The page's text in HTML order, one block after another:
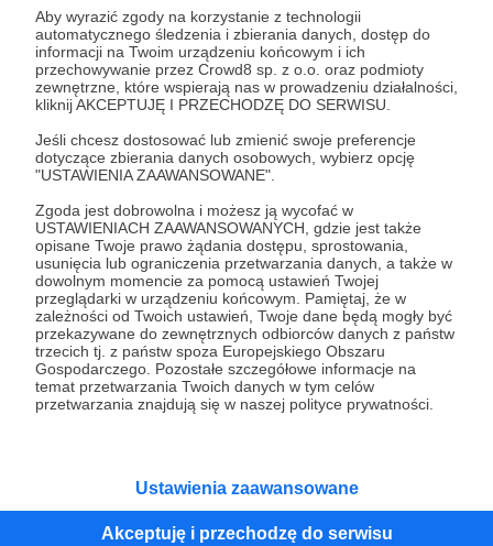
Aby wyrazić zgody na korzystanie z technologii
automatycznego śledzenia i zbierania danych, dostęp do
informacji na Twoim urządzeniu końcowym i ich
przechowywanie przez Crowd8 sp. z o.o. oraz podmioty
zewnętrzne, które wspierają nas w prowadzeniu działalności,
kliknij AKCEPTUJĘ I PRZECHODZĘ DO SERWISU.
Jeśli chcesz dostosować lub zmienić swoje preferencje
dotyczące zbierania danych osobowych, wybierz opcję
"USTAWIENIA ZAAWANSOWANE".
Zgoda jest dobrowolna i możesz ją wycofać w
USTAWIENIACH ZAAWANSOWANYCH, gdzie jest także
opisane Twoje prawo żądania dostępu, sprostowania,
usunięcia lub ograniczenia przetwarzania danych, a także w
dowolnym momencie za pomocą ustawień Twojej
przeglądarki w urządzeniu końcowym. Pamiętaj, że w
zależności od Twoich ustawień, Twoje dane będą mogły być
przekazywane do zewnętrznych odbiorców danych z państw
trzecich tj. z państw spoza Europejskiego Obszaru
Gospodarczego. Pozostałe szczegółowe informacje na
temat przetwarzania Twoich danych w tym celów
przetwarzania znajdują się w naszej polityce prywatności.
Ustawienia zaawansowane
Akceptuję i przechodzę do serwisu
Czy na pewno chcesz kontynuować?
Tak, przejdź do strony
Kategorie
O Patronite
Dodatkowe produkty
Pomoc
RegulaminPolityka prywatnościPatronite Commons
Unia Europejska